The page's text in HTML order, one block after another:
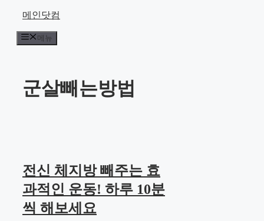
메인닷컴
메뉴
군살빼는방법
전신 체지방 빼주는 효
과적인 운동! 하루 10분
씩 해보세요